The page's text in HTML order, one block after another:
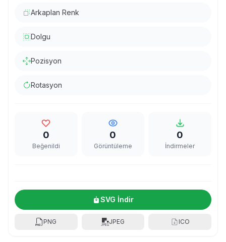
Arkaplan Renk
Dolgu
Pozisyon
Rotasyon
0
Beğenildi
0
Görüntüleme
0
İndirmeler
SVG İndir
PNG JPEG ICO